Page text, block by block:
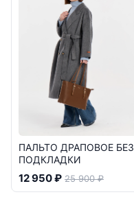
ПАЛЬТО ДРАПОВОЕ БЕЗ
ПОДКЛАДКИ
12 950 ₽ 25 900 ₽